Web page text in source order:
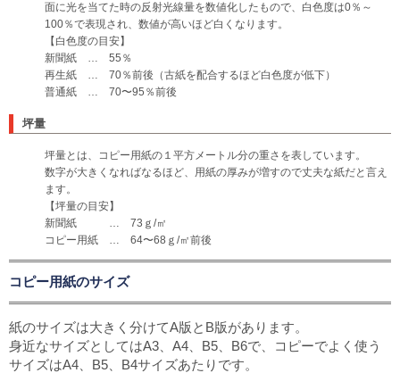
面に光を当てた時の反射光線量を数値化したもので、白色度は0％～
100％で表現され、数値が高いほど白くなります。
【白色度の目安】
新聞紙 … 55％
再生紙 … 70％前後（古紙を配合するほど白色度が低下）
普通紙 … 70〜95％前後
坪量
坪量とは、コピー用紙の１平方メートル分の重さを表しています。
数字が大きくなればなるほど、用紙の厚みが増すので丈夫な紙だと言え
ます。
【坪量の目安】
新聞紙 … 73ｇ/㎡
コピー用紙 … 64〜68ｇ/㎡前後
コピー用紙のサイズ
紙のサイズは大きく分けてA版とB版があります。
身近なサイズとしてはA3、A4、B5、B6で、コピーでよく使う
サイズはA4、B5、B4サイズあたりです。